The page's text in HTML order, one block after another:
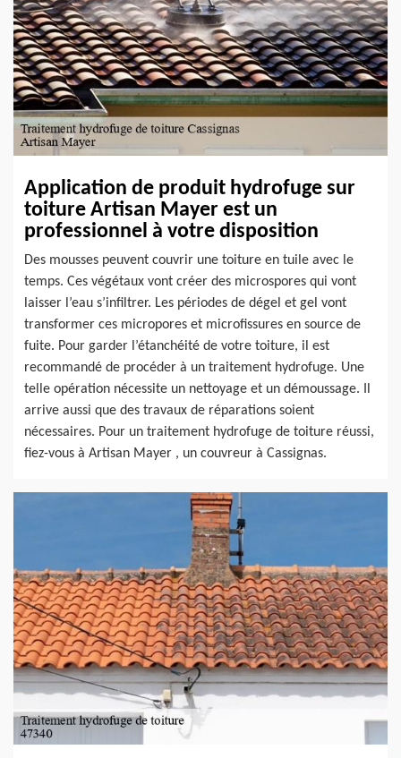
Application de produit hydrofuge sur
toiture Artisan Mayer est un
professionnel à votre disposition
Des mousses peuvent couvrir une toiture en tuile avec le
temps. Ces végétaux vont créer des microspores qui vont
laisser l’eau s’infiltrer. Les périodes de dégel et gel vont
transformer ces micropores et microfissures en source de
fuite. Pour garder l’étanchéité de votre toiture, il est
recommandé de procéder à un traitement hydrofuge. Une
telle opération nécessite un nettoyage et un démoussage. Il
arrive aussi que des travaux de réparations soient
nécessaires. Pour un traitement hydrofuge de toiture réussi,
fiez-vous à Artisan Mayer , un couvreur à Cassignas.